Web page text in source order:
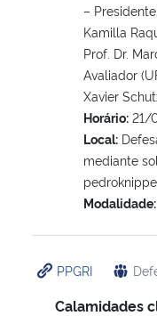
–
Kamilla
Prof. Dr.
Avaliador
Xavier
Horário: 21/
Local:
mediante
Modalidade:
PPGRI
Calamidades